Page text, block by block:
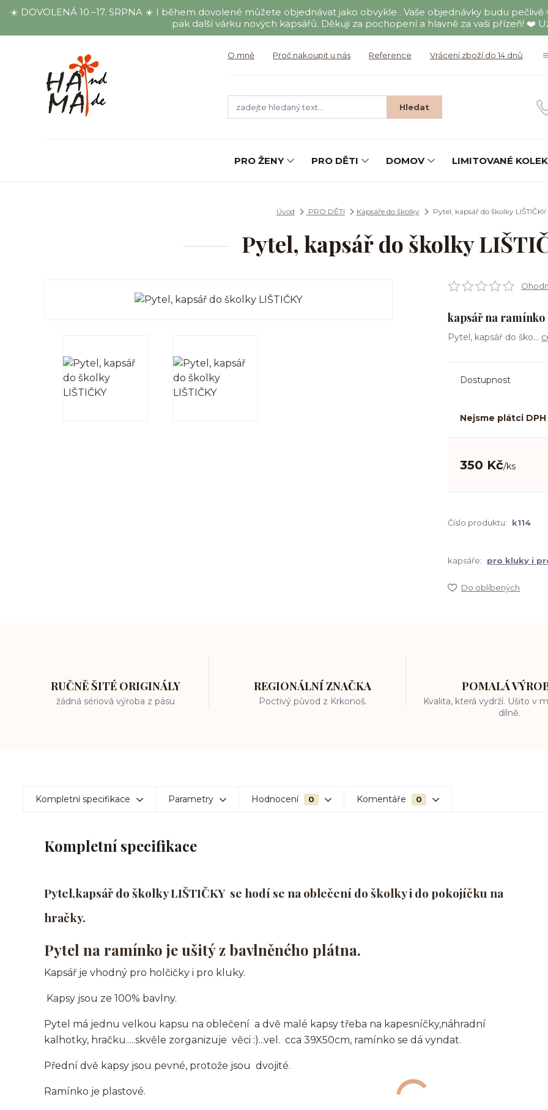
☀️ DOVOLENÁ 10.–17. SRPNA ☀️ I během dovolené můžete objednávat jako obvykle . Vaše objednávky budu pečlivě
pak další várku nových kapsářů. Děkuji za pochopení a hlavně za vaši přízeň! ❤️
O mně Proč nakoupit u nás Reference Vrácení zboží do 14 dnů
Hledat
PRO ŽENY PRO DĚTI DOMOV LIMITOVANÉ
Úvod PRO DĚTI Kapsáře do školky Pytel, kapsář do školky LIŠTIČKY
Pytel, kapsář do školky
kapsář na
Pytel, kapsář do ško...
Dostupnost
Nejsme plátci DPH
350 Kč/ks
Číslo produktu: k114
kapsáře:
pro kluky i
Do oblíbených
RUČNĚ ŠITÉ ORIGINÁLY
žádná sériová výroba z pásu
REGIONÁLNÍ ZNAČKA
Poctivý původ z Krkonoš.
POMALÁ
Kvalita, která vydrží. Ušito v
dílně.
Kompletní specifikace Parametry Hodnocení 0 Komentáře 0
Kompletní specifikace
Pytel,kapsář do školky LIŠTIČKY se hodí se na oblečení do školky i do pokojíčku na
hračky.
Pytel na ramínko je ušitý z bavlněného plátna.
Kapsář je vhodný pro holčičky i pro kluky.
Kapsy jsou ze 100% bavlny.
Pytel má jednu velkou kapsu na oblečení a dvě malé kapsy třeba na kapesníčky,náhradní
kalhotky, hračku.....skvěle zorganizuje věci :)...vel. cca 39X50cm, ramínko se dá vyndat.
Přední dvě kapsy jsou pevné, protože jsou dvojité.
Ramínko je plastové.